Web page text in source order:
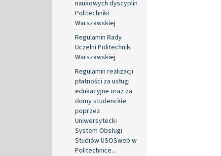
naukowych dyscyplin
Politechniki
Warszawskiej
Regulamin Rady
Uczelni Politechniki
Warszawskiej
Regulamin realizacji
płatności za usługi
edukacyjne oraz za
domy studenckie
poprzez
Uniwersytecki
System Obsługi
Studiów USOSweb w
Politechnice...